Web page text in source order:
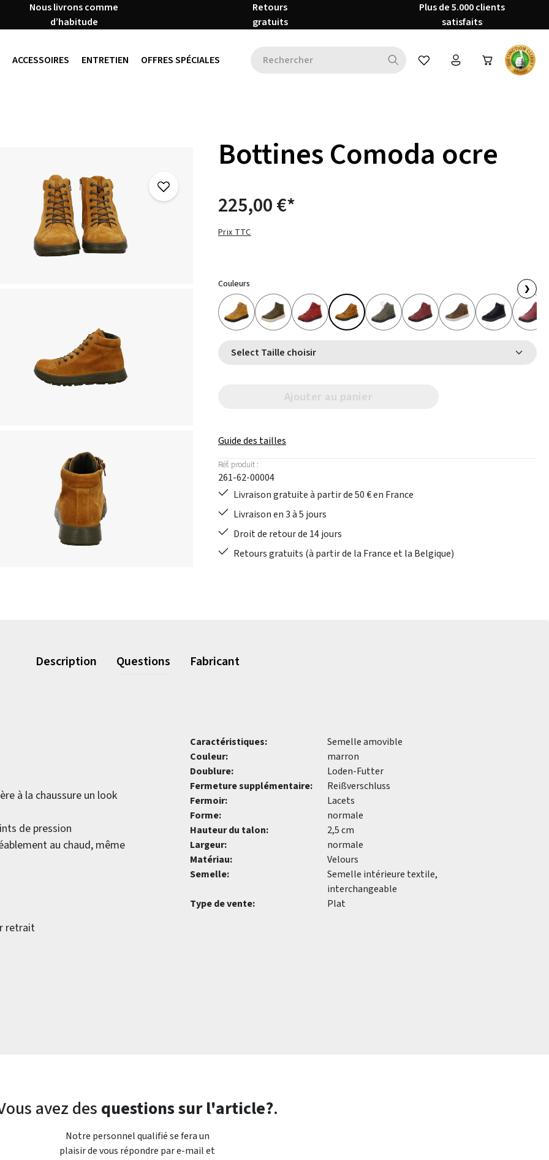
Nous livrons comme
d’habitude
Retours
gratuits
Plus de 5.000 clients
satisfaits
ACCESSOIRES ENTRETIEN OFFRES SPÉCIALES Vous avez 0 articles dans votre
Bottines Comoda ocre
225,00 €*
Prix TTC
Couleurs ❯
Select Taille choisir
Ajouter au panier
Guide des tailles
Réf. produit :
261-62-00004
Livraison gratuite à partir de 50 € en France
Livraison en 3 à 5 jours
Droit de retour de 14 jours
Retours gratuits (à partir de la France et la Belgique)
Description Questions Fabricant
à la chaussure un look
de pression
au chaud, même
retrait
Caractéristiques:
Semelle amovible
Couleur:
marron
Doublure:
Loden-Futter
Fermeture supplémentaire:
Reißverschluss
Fermoir:
Lacets
Forme:
normale
Hauteur du talon:
2,5 cm
Largeur:
normale
Matériau:
Velours
Semelle:
Semelle intérieure textile,
interchangeable
Type de vente:
Plat
avez des questions sur l'article?.
Notre personnel qualifié se fera un
plaisir de vous répondre par e-mail et